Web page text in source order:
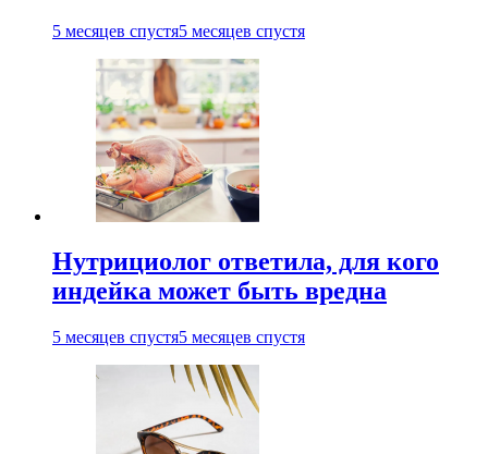
5 месяцев спустя5 месяцев спустя
Нутрициолог ответила, для кого
индейка может быть вредна
5 месяцев спустя5 месяцев спустя